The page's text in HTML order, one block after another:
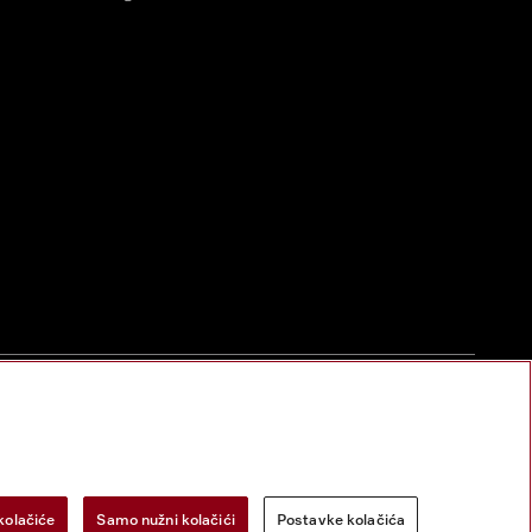
Samo nužni kolačići Postavke kolačića